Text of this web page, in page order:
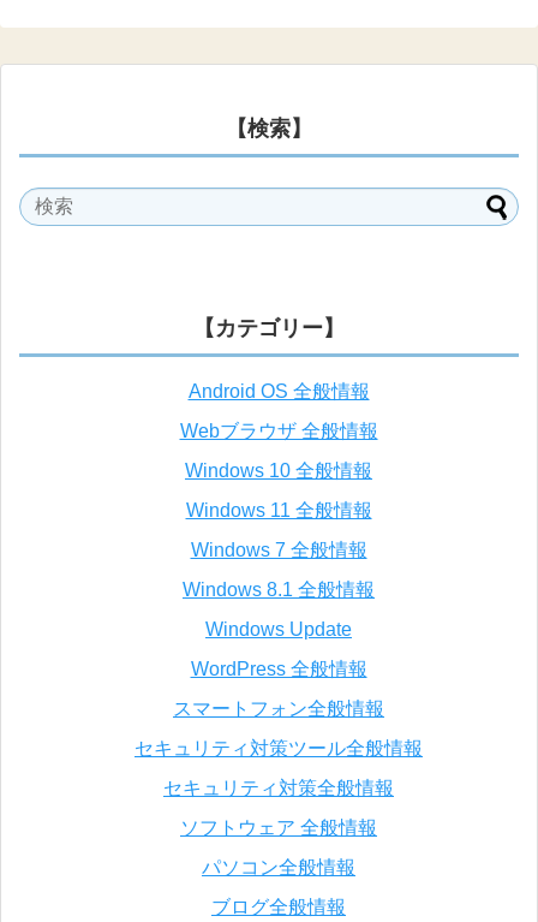
【検索】
【カテゴリー】
Android OS 全般情報
Webブラウザ 全般情報
Windows 10 全般情報
Windows 11 全般情報
Windows 7 全般情報
Windows 8.1 全般情報
Windows Update
WordPress 全般情報
スマートフォン全般情報
セキュリティ対策ツール全般情報
セキュリティ対策全般情報
ソフトウェア 全般情報
パソコン全般情報
ブログ全般情報